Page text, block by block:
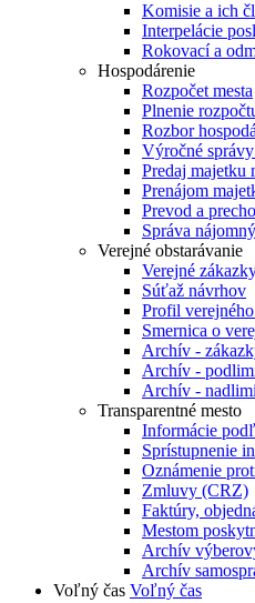
Komisie a ich
Interpelácie
Rokovací a
Hospodárenie
Rozpočet mesta
Plnenie
Rozbor
Výročné správy
Predaj majetku
Prenájom
Prevod a
Správa
Verejné obstarávanie
Verejné
Súťaž návrhov
Profil
Smernica o
Archív -
Archív -
Archív -
Transparentné mesto
Informácie
Sprístupnenie
Oznámenie
Zmluvy (CRZ)
Faktúry,
Mestom
Archív
Archív
Voľný čas Voľný čas